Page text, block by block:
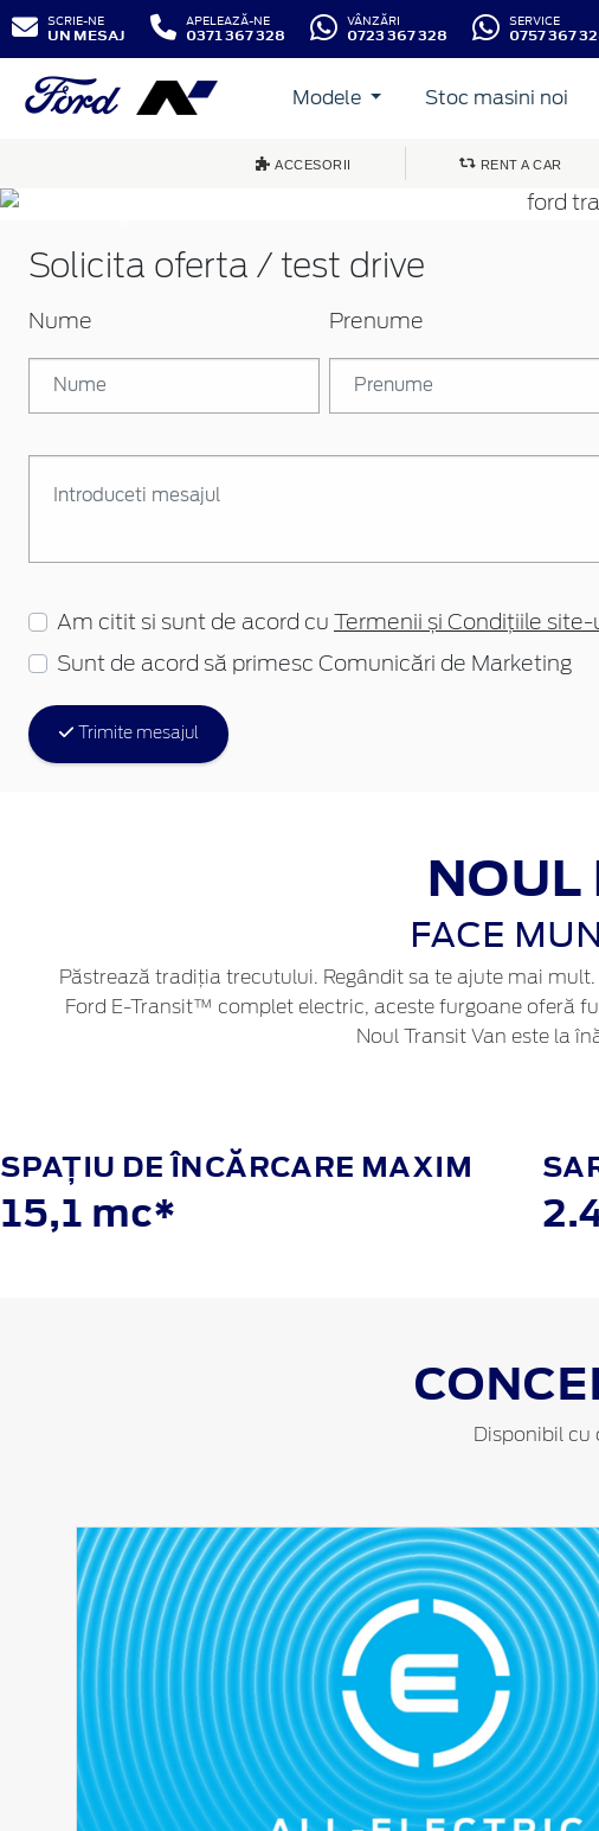
SCRIE-NE
UN MESAJ
APELEAZĂ-NE
0371 367 328
VÂNZĂRI
0723 367 328
SERVICE
0757 367
Modele Stoc masini noi
ACCESORII RENT A CAR
Solicita oferta / test drive
Nume Prenume
Am citit si sunt de acord cu Termenii și Condițiile site-
Sunt de acord să primesc Comunicări de Marketing
Trimite mesajul
FACE
Păstrează tradiția trecutului. Regândit sa te ajute mai
Ford E-Transit™ complet electric, aceste furgoane oferă
Noul Transit Van este la
SPAȚIU DE ÎNCĂRCARE MAXIM
15,1 mc*
Disponibil cu